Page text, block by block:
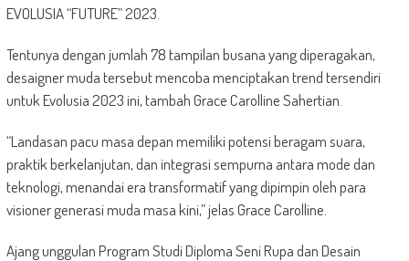
EVOLUSIA “FUTURE” 2023.
Tentunya dengan jumlah 78 tampilan busana yang diperagakan,
desaigner muda tersebut mencoba menciptakan trend tersendiri
untuk Evolusia 2023 ini, tambah Grace Carolline Sahertian.
“Landasan pacu masa depan memiliki potensi beragam suara,
praktik berkelanjutan, dan integrasi sempurna antara mode dan
teknologi, menandai era transformatif yang dipimpin oleh para
visioner generasi muda masa kini,” jelas Grace Carolline.
Ajang unggulan Program Studi Diploma Seni Rupa dan Desain